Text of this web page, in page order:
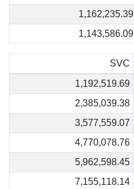
1,162,235.39
1,143,586.09
SVC
1,192,519.69
2,385,039.38
3,577,559.07
4,770,078.76
5,962,598.45
7,155,118.14